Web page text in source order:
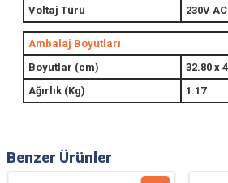
Voltaj Türü
230V AC
Ambalaj Boyutları
Boyutlar (cm)
32.80 x
Ağırlık (Kg)
1.17
Benzer Ürünler